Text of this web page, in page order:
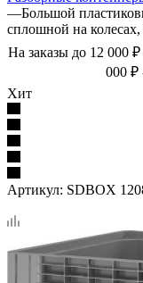
—Большой
сплошной на
На заказы до 12 000
000 ₽
Хит
Артикул: SDBOX